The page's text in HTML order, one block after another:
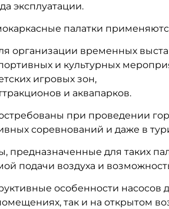
эксплуатации.
палатки
организации временных
и культурных
игровых зон,
и аквапарков.
при проведении
соревнований и даже в
предназначенные для таких
подачи воздуха и
особенности насосов
так и на открытом